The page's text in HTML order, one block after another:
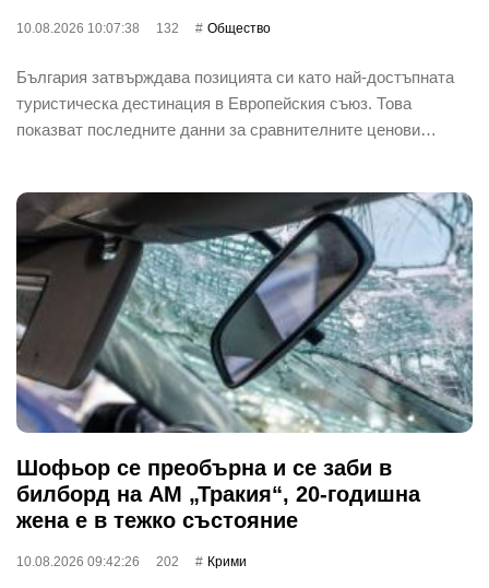
10.08.2026 10:07:38 132 Общество
България затвърждава позицията си като най-достъпната
туристическа дестинация в Европейския съюз. Това
показват последните данни за сравнителните ценови…
Шофьор се преобърна и се заби в
билборд на АМ „Тракия“, 20-годишна
жена е в тежко състояние
10.08.2026 09:42:26 202 Крими